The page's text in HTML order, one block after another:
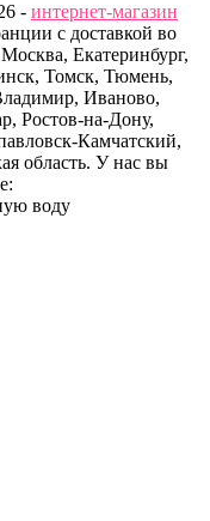
- интернет-магазин
с доставкой во
Екатеринбург,
Томск, Тюмень,
Иваново,
Ростов-на-Дону,
Камчатский,
область. У нас вы
воду